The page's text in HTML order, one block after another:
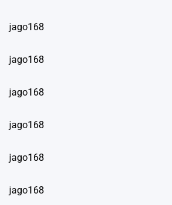
jago168
jago168
jago168
jago168
jago168
jago168